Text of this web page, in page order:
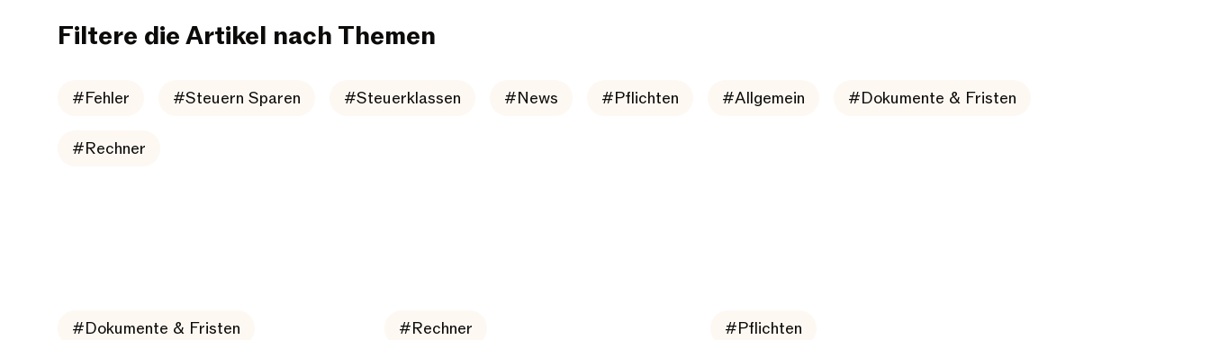
Filtere die Artikel nach Themen
#Fehler #Steuern Sparen #Steuerklassen #News #Pflichten #Allgemein #Dokumente & Fristen
#Rechner
#Dokumente & Fristen #Rechner #Pflichten